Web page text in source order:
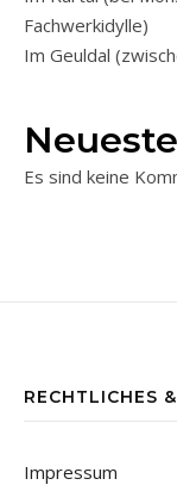
Fachwerkidylle)
Im Geuldal
Es sind keine
RECHTLICHES
Impressum